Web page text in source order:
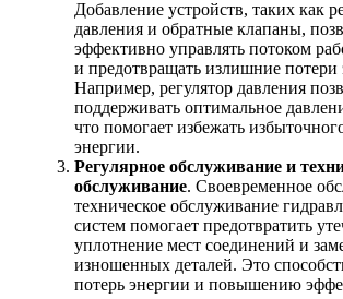
Добавление устройств, таких как
давления и обратные клапаны,
эффективно управлять потоком
и предотвращать излишние потери
Например, регулятор давления
поддерживать оптимальное
что помогает избежать
энергии.
Регулярное обслуживание и
обслуживание. Своевременное
техническое обслуживание
систем помогает предотвратить
уплотнение мест соединений и
изношенных деталей. Это
потерь энергии и повышению